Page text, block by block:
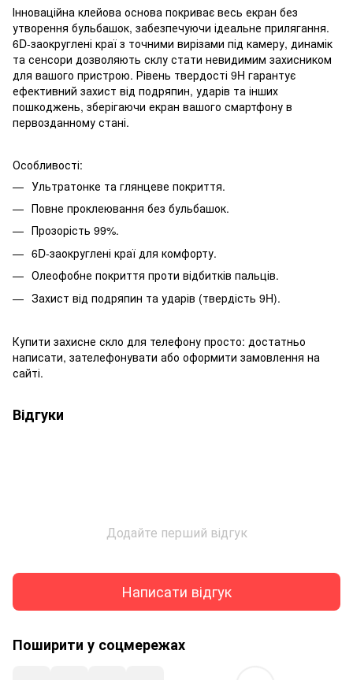
Інноваційна клейова основа покриває весь екран без
утворення бульбашок, забезпечуючи ідеальне прилягання.
6D-заокруглені краї з точними вирізами під камеру, динамік
та сенсори дозволяють склу стати невидимим захисником
для вашого пристрою. Рівень твердості 9H гарантує
ефективний захист від подряпин, ударів та інших
пошкоджень, зберігаючи екран вашого смартфону в
первозданному стані.
Особливості:
Ультратонке та глянцеве покриття.
Повне проклеювання без бульбашок.
Прозорість 99%.
6D-заокруглені краї для комфорту.
Олеофобне покриття проти відбитків пальців.
Захист від подряпин та ударів (твердість 9H).
Купити захисне скло для телефону просто: достатньо
написати, зателефонувати або оформити замовлення на
сайті.
Відгуки
Додайте перший відгук
Написати відгук
Поширити у соцмережах